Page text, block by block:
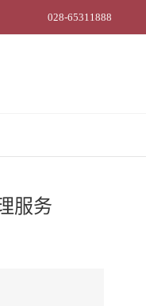
028-65311888
服务